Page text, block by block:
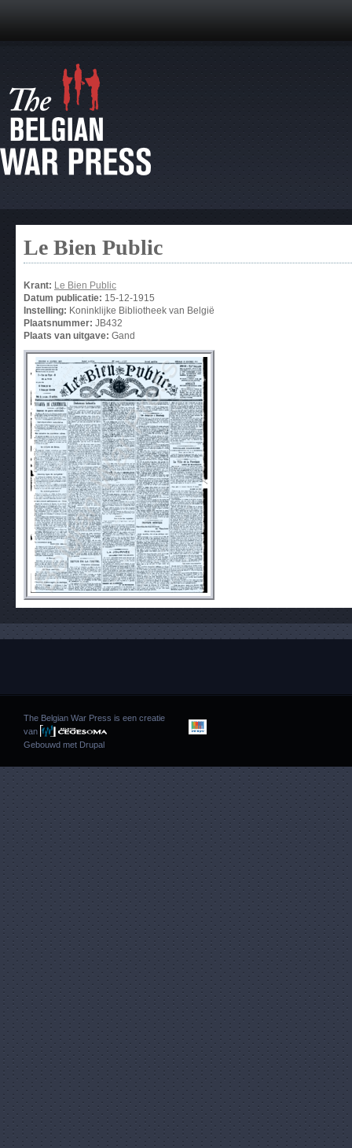
Le Bien Public
Krant: Le Bien Public
Datum publicatie: 15-12-1915
Instelling: Koninklijke Bibliotheek van België
Plaatsnummer: JB432
Plaats van uitgave: Gand
The Belgian War Press is een creatie
van
Gebouwd met Drupal